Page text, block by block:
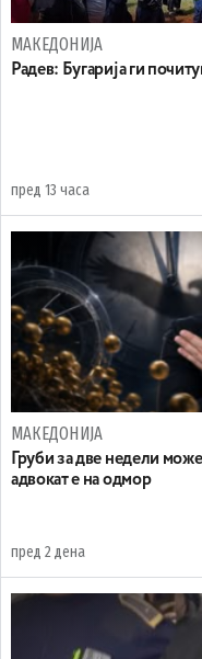
МАКЕДОНИЈА
Радев: Бугарија ги
пред 13 часа
МАКЕДОНИЈА
Груби за две недели
адвокат е на одмор
пред 2 дена